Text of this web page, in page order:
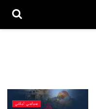
سیاسي لیکني